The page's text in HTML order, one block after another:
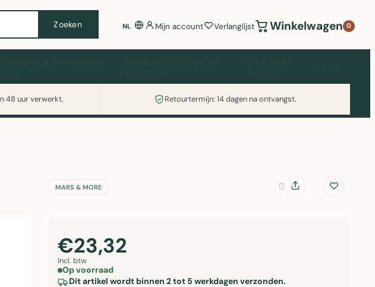
Zoeken NL Mijn account Verlanglijst Winkelwagen 0
48 uur verwerkt. Retourtermijn: 14 dagen na ontvangst.
op Witgoedaanbod.nl
MARS & MORE
€23,32
Incl. btw
Op voorraad
Dit artikel wordt binnen 2 tot 5 werkdagen verzonden.